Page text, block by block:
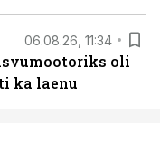
06.08.26, 11:34
oli
ka laenu